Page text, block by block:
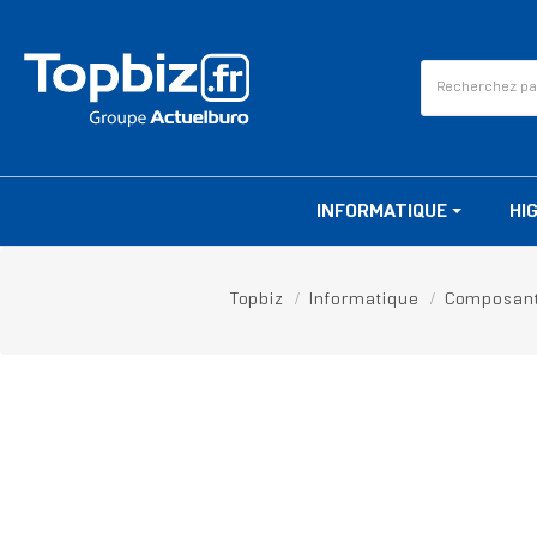
INFORMATIQUE
Topbiz Informatique